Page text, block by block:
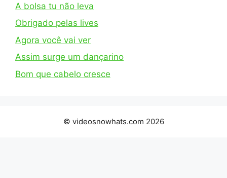
A bolsa tu não leva
Obrigado pelas lives
Agora você vai ver
Assim surge um dançarino
Bom que cabelo cresce
© videosnowhats.com 2026